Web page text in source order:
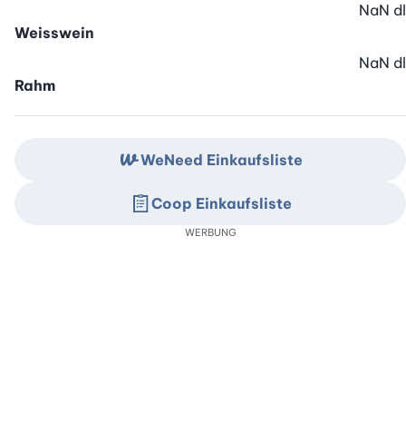
Weisswein
NaN dl
Rahm
NaN dl
WeNeed Einkaufsliste
Coop Einkaufsliste
WERBUNG